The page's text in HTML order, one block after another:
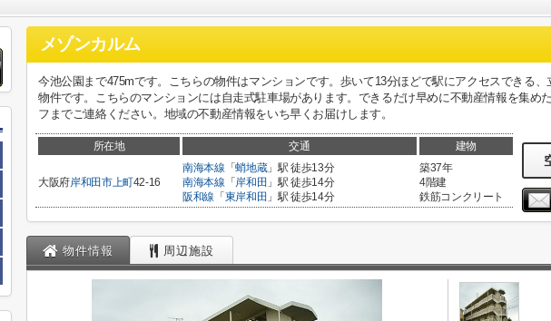
メゾンカルム
今池公園まで475mです。こちらの物件はマンションです。歩いて13分ほどで駅にアクセスできる
物件です。こちらのマンションには自走式駐車場があります。できるだけ早めに不動産情報を集め
フまでご連絡ください。地域の不動産情報をいち早くお届けします。
所在地 交通 建物
大阪府岸和田市上町42-16
南海本線 「蛸地蔵」駅 徒歩13分
南海本線 「 岸和田 」駅 徒歩14分
阪和線 「 東岸和田 」駅 徒歩14分
築37年
4階建
鉄筋コンクリート
物件情報 周辺施設